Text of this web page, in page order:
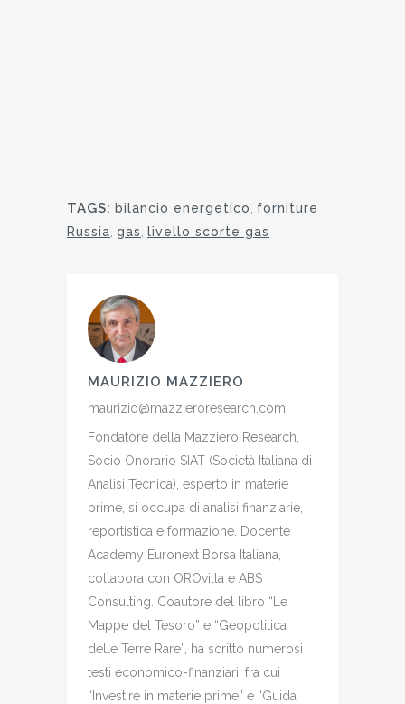
TAGS: bilancio energetico
forniture
Russia gas livello scorte gas
MAURIZIO MAZZIERO
maurizio@mazzieroresearch.com
Fondatore della Mazziero Research,
Socio Onorario SIAT (Società Italiana di
Analisi Tecnica), esperto in materie
prime, si occupa di analisi finanziarie,
reportistica e formazione. Docente
Academy Euronext Borsa Italiana,
collabora con OROvilla e ABS
Consulting. Coautore del libro “Le
Mappe del Tesoro” e “Geopolitica
delle Terre Rare”, ha scritto numerosi
testi economico-finanziari, fra cui
“Investire in materie prime” e “Guida